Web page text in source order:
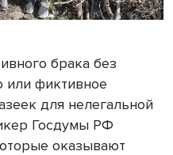
брака без
или фиктивное
для нелегальной
Госдумы РФ
оказывают